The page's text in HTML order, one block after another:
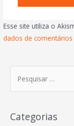
Esse site utiliza o
dados de
Categorias